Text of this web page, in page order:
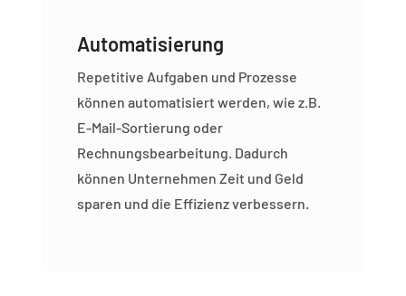
Automatisierung
Repetitive Aufgaben und Prozesse
können automatisiert werden, wie z.B.
E-Mail-Sortierung oder
Rechnungsbearbeitung. Dadurch
können Unternehmen Zeit und Geld
sparen und die Effizienz verbessern.